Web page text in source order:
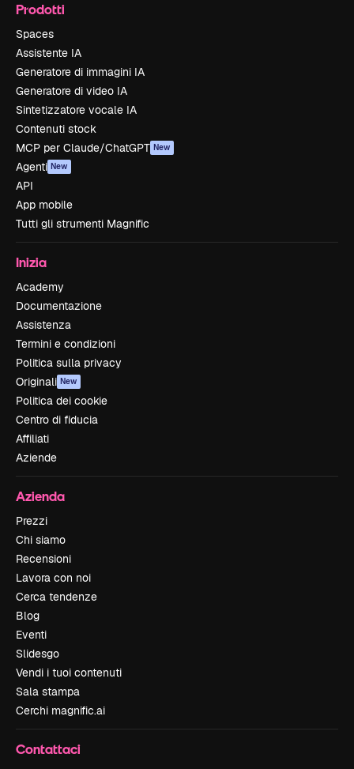
Prodotti
Spaces
Assistente IA
Generatore di immagini IA
Generatore di video IA
Sintetizzatore vocale IA
Contenuti stock
MCP per Claude/ChatGPT New
Agenti New
API
App mobile
Tutti gli strumenti Magnific
Inizia
Academy
Documentazione
Assistenza
Termini e condizioni
Politica sulla privacy
Originali New
Politica dei cookie
Centro di fiducia
Affiliati
Aziende
Azienda
Prezzi
Chi siamo
Recensioni
Lavora con noi
Cerca tendenze
Blog
Eventi
Slidesgo
Vendi i tuoi contenuti
Sala stampa
Cerchi magnific.ai
Contattaci